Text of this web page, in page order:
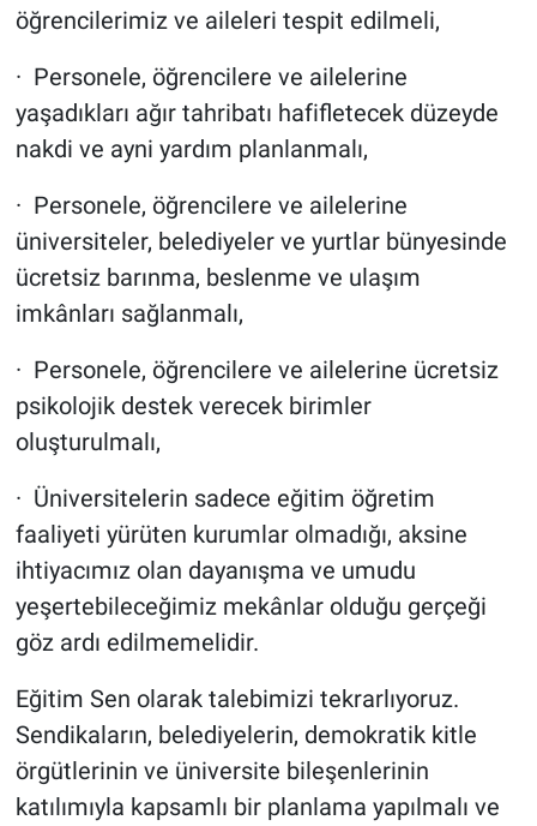
öğrencilerimiz ve aileleri tespit edilmeli,
· Personele, öğrencilere ve ailelerine
yaşadıkları ağır tahribatı hafifletecek düzeyde
nakdi ve ayni yardım planlanmalı,
· Personele, öğrencilere ve ailelerine
üniversiteler, belediyeler ve yurtlar bünyesinde
ücretsiz barınma, beslenme ve ulaşım
imkânları sağlanmalı,
· Personele, öğrencilere ve ailelerine ücretsiz
psikolojik destek verecek birimler
oluşturulmalı,
· Üniversitelerin sadece eğitim öğretim
faaliyeti yürüten kurumlar olmadığı, aksine
ihtiyacımız olan dayanışma ve umudu
yeşertebileceğimiz mekânlar olduğu gerçeği
göz ardı edilmemelidir.
Eğitim Sen olarak talebimizi tekrarlıyoruz.
Sendikaların, belediyelerin, demokratik kitle
örgütlerinin ve üniversite bileşenlerinin
katılımıyla kapsamlı bir planlama yapılmalı ve